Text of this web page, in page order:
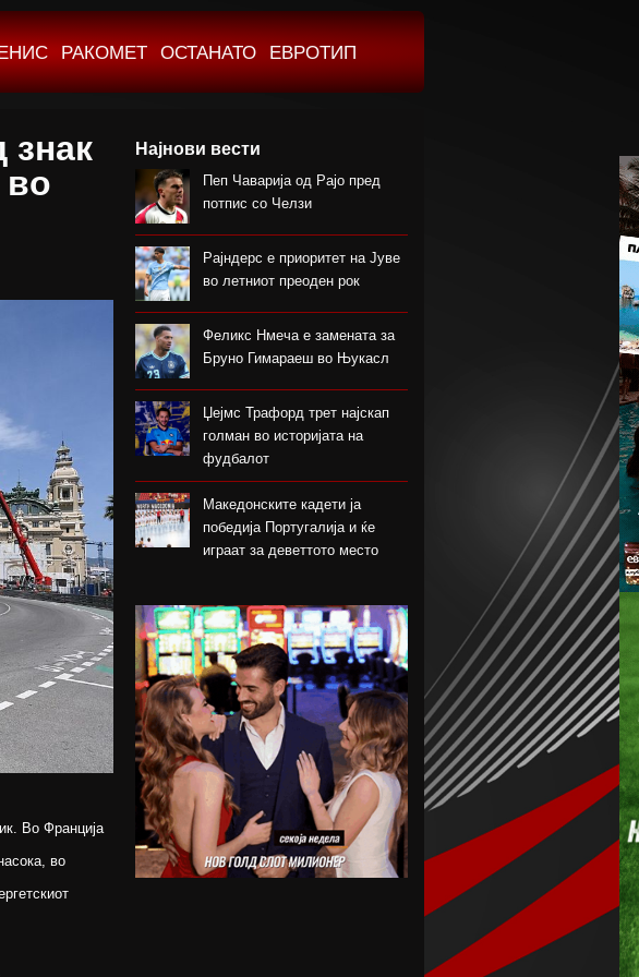
РАКОМЕТ ОСТАНАТО ЕВРОТИП
знак
во
Во Франција
во
Најнови вести
Пеп Чаварија од Рајо пред
потпис со Челзи
Рајндерс е приоритет на Јуве
во летниот преоден рок
Феликс Нмеча е замената за
Бруно Гимараеш во Њукасл
Џејмс Трафорд трет најскап
голман во историјата на
фудбалот
Македонските кадети ја
победија Португалија и ќе
играат за деветтото место
со младински
репрезентативец
Магнес Аклиуш официјално
претставен во Париз
Мики ван де Вен се согласи
на нов договор со Тотенхем
Лина Ѓорческа го заврши
настапот во Лајпциг